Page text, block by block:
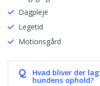
Dagpleje
Legetid
Motionsgård
Q Hvad bliver der
hundens ophold?